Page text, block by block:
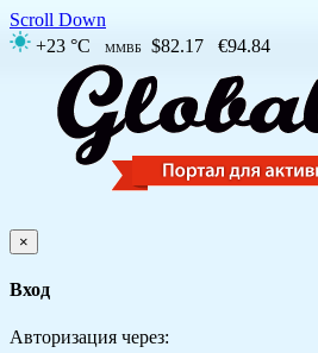
Scroll Down
+23 °C
ММВБ $82.17 €94.84
×
Вход
Авторизация через: